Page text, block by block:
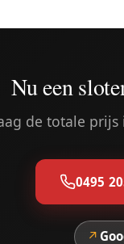
Nu een
de totale
0495
↗